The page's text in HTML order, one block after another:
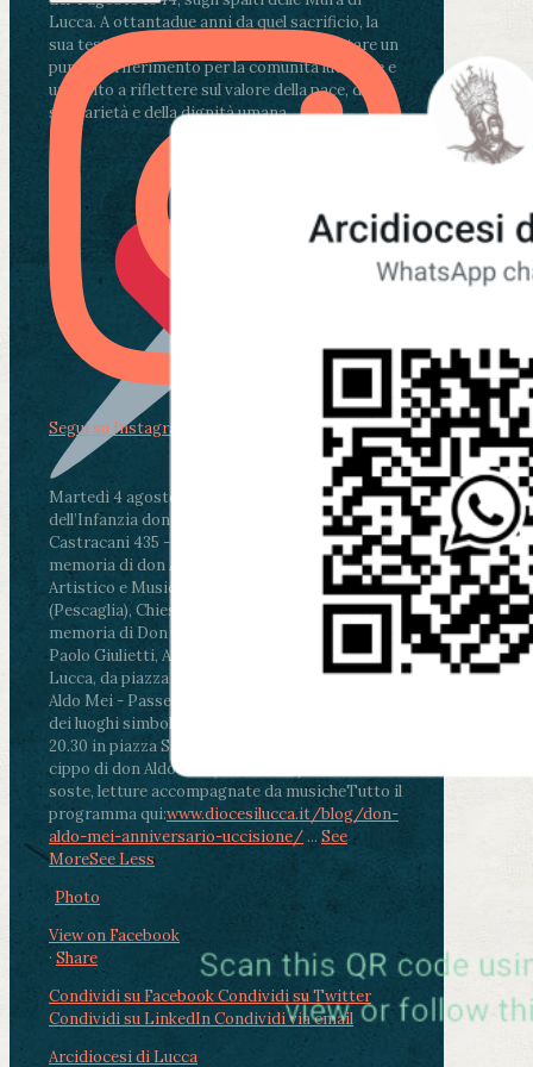
Lucca. A ottantadue anni da quel sacrificio, la
sua testimonianza continua a rappresentare un
punto di riferimento per la comunità lucchese e
un invito a riflettere sul valore della pace, della
solidarietà e della dignità umana.
Martedì 4 agosto2026
ore 11:30 - Lucca, Scuola
dell’Infanzia don Aldo Mei - Viale Castruccio
Castracani 435 - Inaugurazione murales in
memoria di don Aldo Mei curato dal Liceo
Artistico e Musicale “Passaglia”
ore 18 - Fiano
(Pescaglia), Chiesa parrocchiale - Messa in
memoria di Don Aldo Mei celebrata da mons.
Paolo Giulietti, Arcivescovo di Lucca
ore 20.30 -
Lucca, da piazza San Michele al Cippo di don
Aldo Mei - Passeggiata della Memoria in alcuni
dei luoghi simbolo della città. Ritrovo alle ore
20.30 in piazza San Michele con conclusione al
cippo di don Aldo Mei (Porta Elisa). Durante le
soste, letture accompagnate da musicheTutto il
programma qui:www.diocesilucca.it/blog/don-
aldo-mei-anniversario-uccisione/ ... See
MoreSee Less
Photo
View on Facebook
· Share
Condividi su FacebookCondividi su Twitter
Condividi su LinkedInCondividi via email
Arcidiocesi di Lucca
Segui su Instagram